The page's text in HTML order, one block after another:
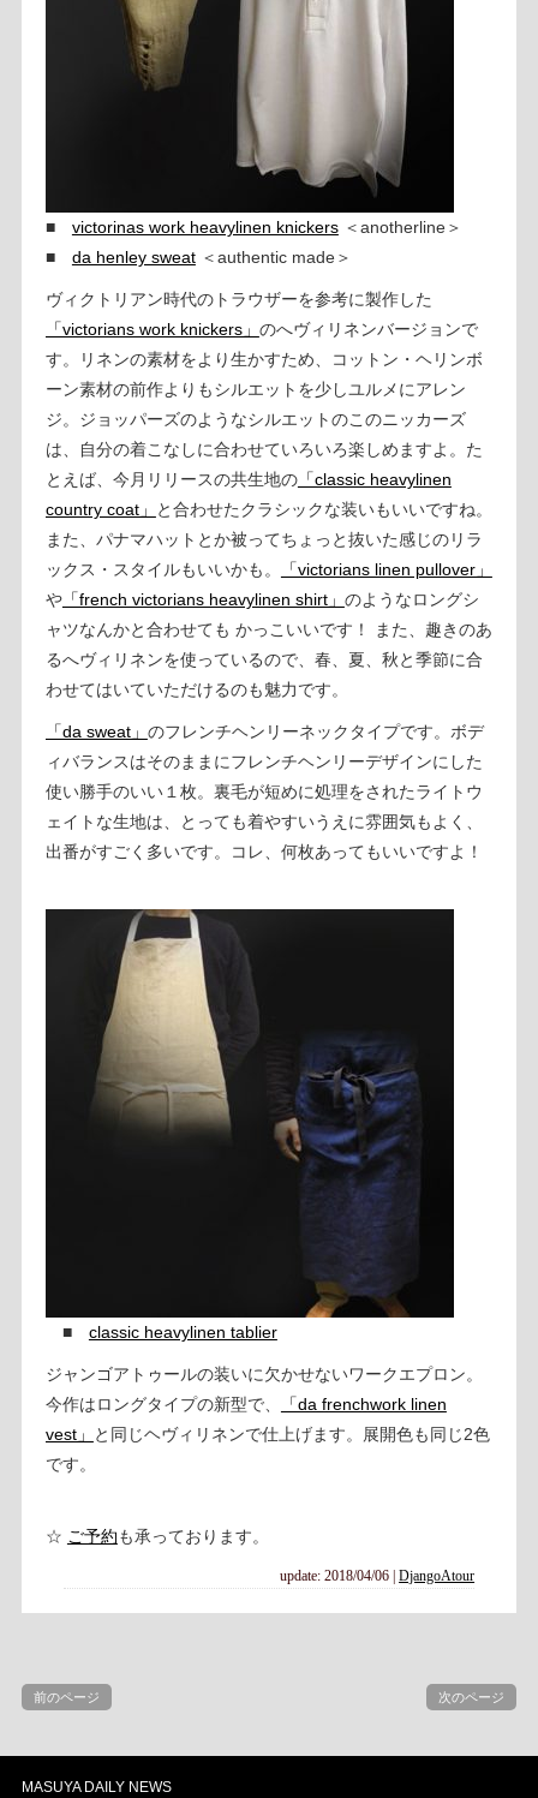
■ victorinas work heavylinen knickers＜anotherline＞
■ da henley sweat＜authentic made＞
ヴィクトリアン時代のトラウザーを参考に製作した
「victorians work knickers」 のへヴィリネンバージョンで
す。リネンの素材をより生かすため、コットン・ヘリンボ
ーン素材の前作よりもシルエットを少しユルメにアレン
ジ。ジョッパーズのようなシルエットのこのニッカーズ
は、自分の着こなしに合わせていろいろ楽しめますよ。た
とえば、今月リリースの共生地の「classic heavylinen
country coat」
と合わせたクラシックな装いもいいですね。
また、パナマハットとか被ってちょっと抜いた感じのリラ
ックス・スタイルもいいかも。
「victorians linen pullover」
や「french victorians heavylinen shirt」 のようなロングシ
ャツなんかと合わせても かっこいいです！ また、趣きのあ
るへヴィリネンを使っているので、春、夏、秋と季節に合
わせてはいていただけるのも魅力です。
「da sweat」 のフレンチヘンリーネックタイプです。ボデ
ィバランスはそのままにフレンチヘンリーデザインにした
使い勝手のいい１枚。裏毛が短めに処理をされたライトウ
ェイトな生地は、とっても着やすいうえに雰囲気もよく、
出番がすごく多いです。コレ、何枚あってもいいですよ！
■ classic heavylinen tablier
ジャンゴアトゥールの装いに欠かせないワークエプロン。
今作はロングタイプの新型で、
「da frenchwork linen
vest」
と同じヘヴィリネンで仕上げます。展開色も同じ2色
です。
☆ ご予約も承っております。
update: 2018/04/06 |DjangoAtour
前のページ 次のページ
MASUYA DAILY NEWS